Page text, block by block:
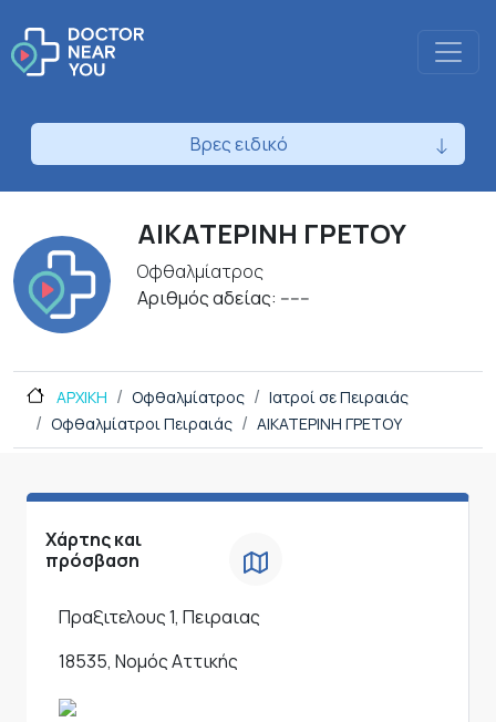
Βρες ειδικό
ΑΙΚΑΤΕΡΙΝΗ ΓΡΕΤΟΥ
Οφθαλμίατρος
Αριθμός αδείας: ------
ΑΡΧΙΚΗ Οφθαλμίατρος
Ιατροί σε Πειραιάς
Οφθαλμίατροι Πειραιάς
ΑΙΚΑΤΕΡΙΝΗ ΓΡΕΤΟΥ
Χάρτης και
πρόσβαση
Πραξιτελους 1, Πειραιας
18535, Νομός Αττικής